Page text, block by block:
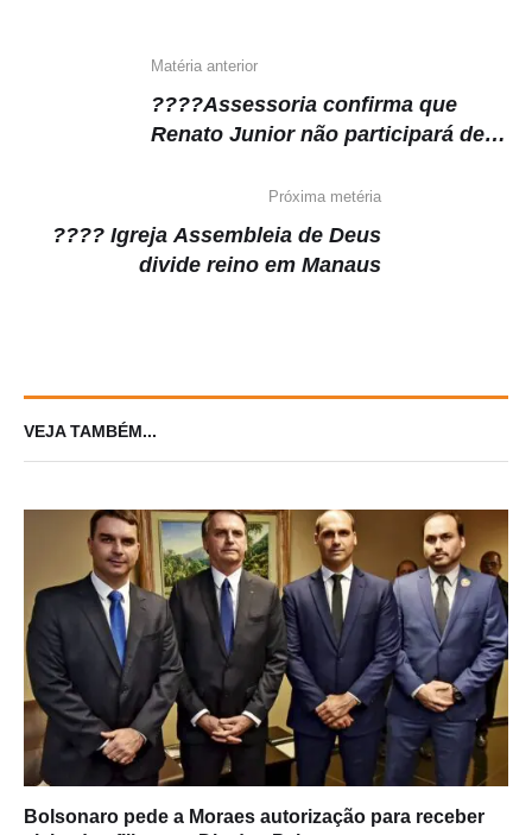
Matéria anterior
????Assessoria confirma que
Renato Junior não participará de
Próxima metéria
???? Igreja Assembleia de Deus
divide reino em Manaus
VEJA TAMBÉM...
Bolsonaro pede a Moraes autorização para receber